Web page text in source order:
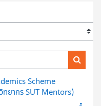
Tìm
Scheme
ทยากร SUT Mentors)